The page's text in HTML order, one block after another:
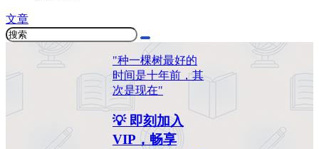
文章
"种一棵树最好的
时间是十年前，其
次是现在"
💡 即刻加入
VIP，畅享